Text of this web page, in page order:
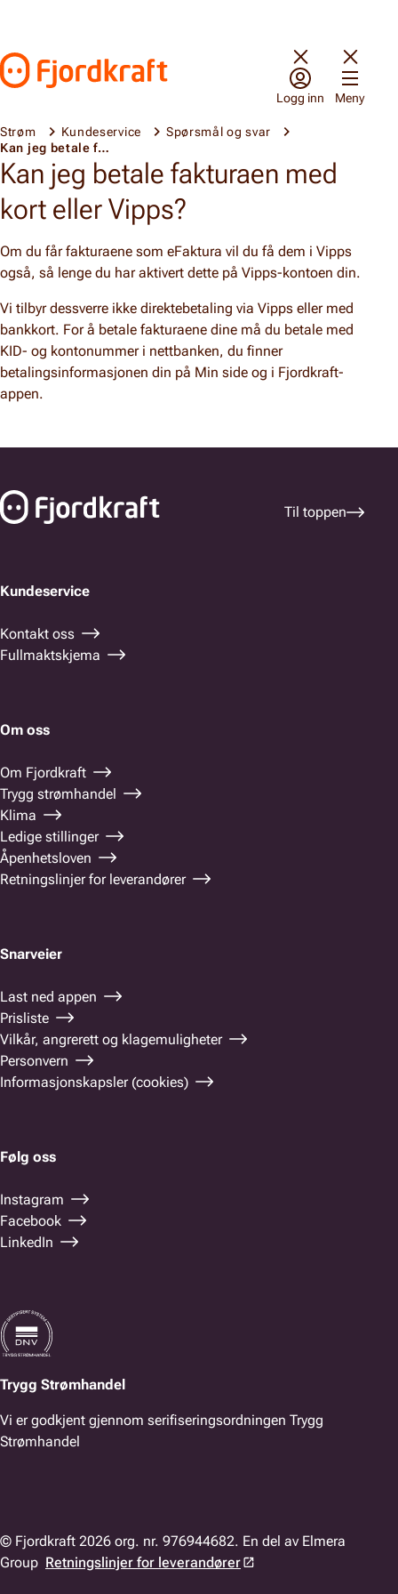
Gå til forsiden
Logg inn Meny
Strøm Kundeservice
Spørsmål og svar
Kan jeg betale fakturaen med kort eller Vipps?
Kan jeg betale fakturaen med
kort eller Vipps?
Om du får fakturaene som eFaktura vil du få dem i Vipps
også, så lenge du har aktivert dette på Vipps-kontoen din.
Vi tilbyr dessverre ikke direktebetaling via Vipps eller med
bankkort. For å betale fakturaene dine må du betale med
KID- og kontonummer i nettbanken, du finner
betalingsinformasjonen din på Min side og i Fjordkraft-
appen.
Til toppen
Kundeservice
Kontakt oss
Fullmaktskjema
Om oss
Om Fjordkraft
Trygg strømhandel
Klima
Ledige stillinger
Åpenhetsloven
Retningslinjer for leverandører
Snarveier
Last ned appen
Prisliste
Vilkår, angrerett og klagemuligheter
Personvern
Informasjonskapsler (cookies)
Følg oss
Instagram
Facebook
LinkedIn
Trygg Strømhandel
Vi er godkjent gjennom serifiseringsordningen Trygg
Strømhandel
© Fjordkraft 2026 org. nr. 976944682. En del av Elmera
Group Retningslinjer for leverandører